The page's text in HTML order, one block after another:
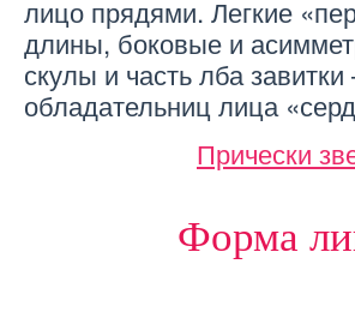
лицо прядями. Легкие
длины, боковые и
скулы и часть лба
обладательниц лица
Прически
Форма